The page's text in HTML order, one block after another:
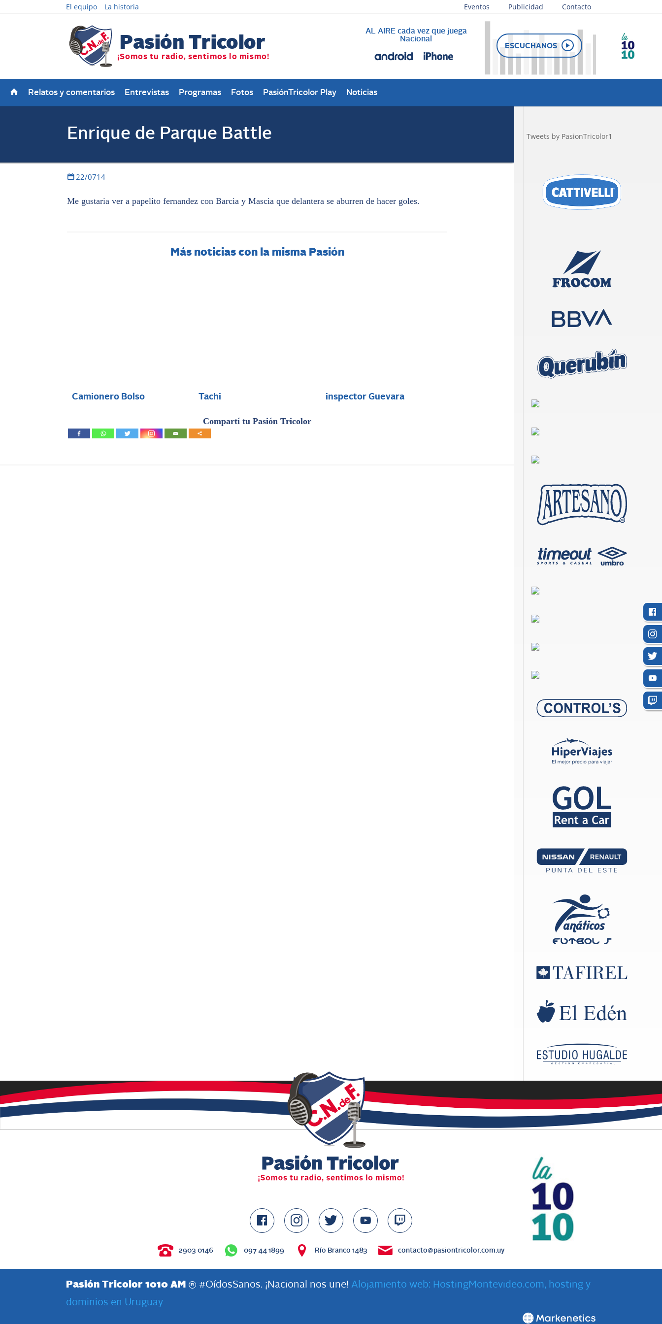
El equipo La historia Eventos Publicidad Contacto
AL AIRE cada vez que juega
Nacional
ESCUCHANOS
Relatos y comentarios Entrevistas Programas Fotos PasiónTricolor Play Noticias
Enrique de Parque Battle
22/0714
Me gustaria ver a papelito fernandez con Barcia y Mascia que delantera se aburren de hacer goles.
Más noticias con la misma Pasión
Camionero Bolso Tachi inspector Guevara
Compartí tu Pasión Tricolor
Tweets by PasionTricolor1
2903 0146 097 44 1899 Río Branco 1483 contacto@pasiontricolor.com.uy
Pasión Tricolor 1010 AM ® #OídosSanos. ¡Nacional nos une! Alojamiento web: HostingMontevideo.com, hosting y
dominios en Uruguay